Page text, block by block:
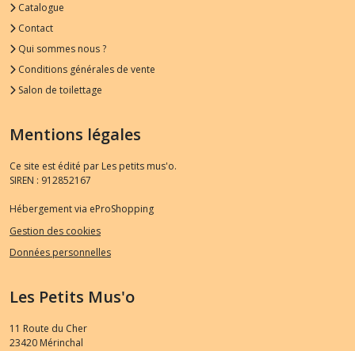
Catalogue
Contact
Qui sommes nous ?
Conditions générales de vente
Salon de toilettage
Mentions légales
Ce site est édité par Les petits mus'o.
SIREN : 912852167
Hébergement via eProShopping
Gestion des cookies
Données personnelles
Les Petits Mus'o
11 Route du Cher
23420 Mérinchal